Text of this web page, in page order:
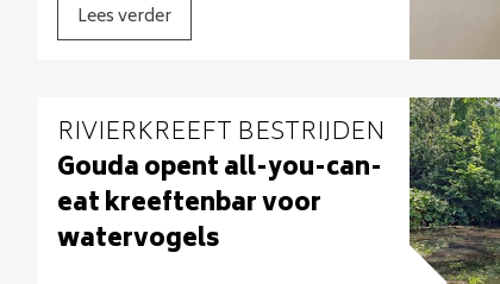
Lees verder
RIVIERKREEFT BESTRIJDEN
Gouda opent all-you-can-
eat kreeftenbar voor
watervogels